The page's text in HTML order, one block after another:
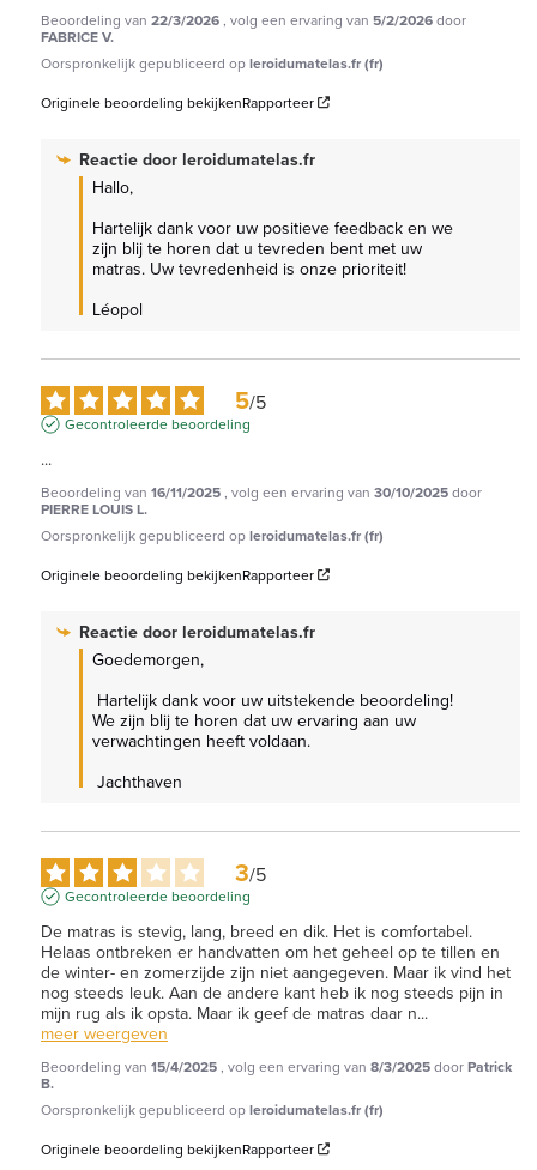
Beoordeling van 22/3/2026, volg een ervaring van 5/2/2026door
FABRICE V.
Oorspronkelijk gepubliceerd opleroidumatelas.fr (fr)
Originele beoordeling bekijkenRapporteer
Reactie door leroidumatelas.fr
Hallo,
Hartelijk dank voor uw positieve feedback en we
zijn blij te horen dat u tevreden bent met uw
matras. Uw tevredenheid is onze prioriteit!
Léopol
5/5
Gecontroleerde beoordeling
...
Beoordeling van 16/11/2025, volg een ervaring van 30/10/2025door
PIERRE LOUIS L.
Oorspronkelijk gepubliceerd opleroidumatelas.fr (fr)
Originele beoordeling bekijkenRapporteer
Reactie door leroidumatelas.fr
Goedemorgen,
We zijn blij te horen dat uw ervaring aan uw
verwachtingen heeft voldaan.
Jachthaven
3/5
Gecontroleerde beoordeling
De matras is stevig, lang, breed en dik. Het is comfortabel.
Helaas ontbreken er handvatten om het geheel op te tillen en
de winter- en zomerzijde zijn niet aangegeven. Maar ik vind het
nog steeds leuk. Aan de andere kant heb ik nog steeds pijn in
mijn rug als ik opsta. Maar ik geef de matras daar n...
meer weergeven
Beoordeling van 15/4/2025, volg een ervaring van 8/3/2025doorPatrick
B.
Oorspronkelijk gepubliceerd opleroidumatelas.fr (fr)
Originele beoordeling bekijkenRapporteer